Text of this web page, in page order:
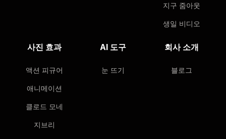
지구 줌아웃
생일 비디오
사진 효과
액션 피규어
애니메이션
클로드 모네
지브리
AI 도구
눈 뜨기
회사 소개
블로그